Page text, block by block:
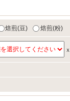
焙煎(豆) 焙煎(粉)
ｘ